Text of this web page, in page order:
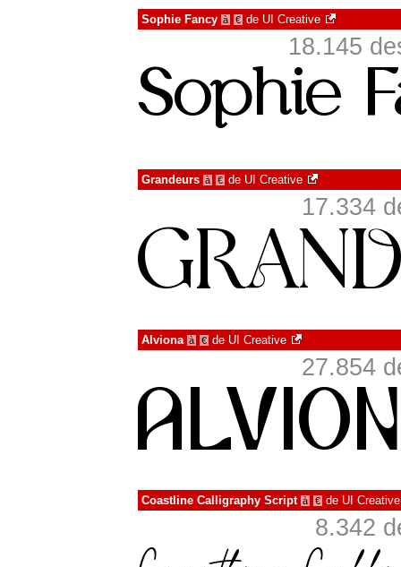
Sophie Fancy à € de UI Creative
18.145
Grandeurs à € de UI Creative
17.334
Alviona à € de UI Creative
27.854
Coastline Calligraphy Script à € de UI Creative
8.342